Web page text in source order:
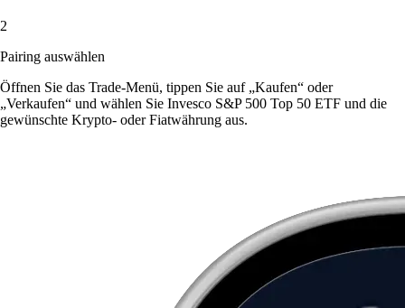
2
Pairing auswählen
Öffnen Sie das Trade-Menü, tippen Sie auf „Kaufen“ oder
„Verkaufen“ und wählen Sie Invesco S&P 500 Top 50 ETF und die
gewünschte Krypto- oder Fiatwährung aus.